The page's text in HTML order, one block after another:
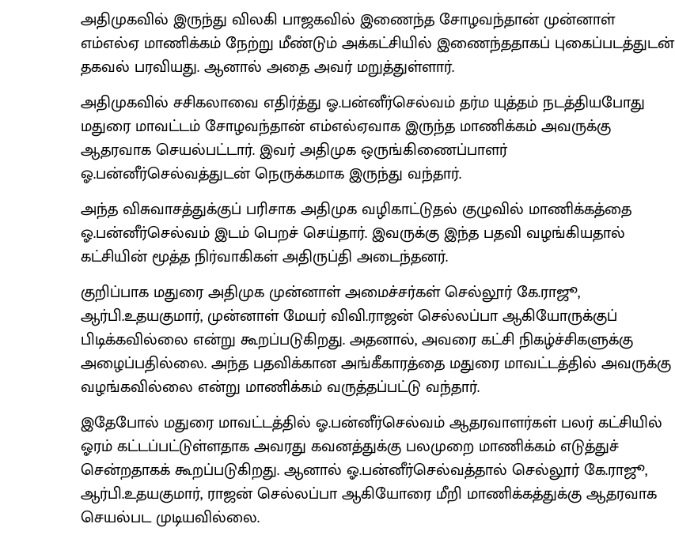
அதிமுகவில் இருந்து விலகி பாஜகவில் இணைந்த சோழவந்தான் முன்னாள்
எம்எல்ஏ மாணிக்கம் நேற்று மீண்டும் அக்கட்சியில் இணைந்ததாகப் புகைப்படத்துடன்
தகவல் பரவியது. ஆனால் அதை அவர் மறுத்துள்ளார்.
அதிமுகவில் சசிகலாவை எதிர்த்து ஓ.பன்னீர்செல்வம் தர்ம யுத்தம் நடத்தியபோது
மதுரை மாவட்டம் சோழவந்தான் எம்எல்ஏவாக இருந்த மாணிக்கம் அவருக்கு
ஆதரவாக செயல்பட்டார். இவர் அதிமுக ஒருங்கிணைப்பாளர்
ஓ.பன்னீர்செல்வத்துடன் நெருக்கமாக இருந்து வந்தார்.
அந்த விசுவாசத்துக்குப் பரிசாக அதிமுக வழிகாட்டுதல் குழுவில் மாணிக்கத்தை
ஓ.பன்னீர்செல்வம் இடம் பெறச் செய்தார். இவருக்கு இந்த பதவி வழங்கியதால்
கட்சியின் மூத்த நிர்வாகிகள் அதிருப்தி அடைந்தனர்.
குறிப்பாக மதுரை அதிமுக முன்னாள் அமைச்சர்கள் செல்லூர் கே.ராஜூ,
ஆர்பி.உதயகுமார், முன்னாள் மேயர் விவி.ராஜன் செல்லப்பா ஆகியோருக்குப்
பிடிக்கவில்லை என்று கூறப்படுகிறது. அதனால், அவரை கட்சி நிகழ்ச்சிகளுக்கு
அழைப்பதில்லை. அந்த பதவிக்கான அங்கீகாரத்தை மதுரை மாவட்டத்தில் அவருக்கு
வழங்கவில்லை என்று மாணிக்கம் வருத்தப்பட்டு வந்தார்.
இதேபோல் மதுரை மாவட்டத்தில் ஓ.பன்னீர்செல்வம் ஆதரவாளர்கள் பலர் கட்சியில்
ஓரம் கட்டப்பட்டுள்ளதாக அவரது கவனத்துக்கு பலமுறை மாணிக்கம் எடுத்துச்
சென்றதாகக் கூறப்படுகிறது. ஆனால் ஓ.பன்னீர்செல்வத்தால் செல்லூர் கே.ராஜூ,
ஆர்பி.உதயகுமார், ராஜன் செல்லப்பா ஆகியோரை மீறி மாணிக்கத்துக்கு ஆதரவாக
செயல்பட முடியவில்லை.